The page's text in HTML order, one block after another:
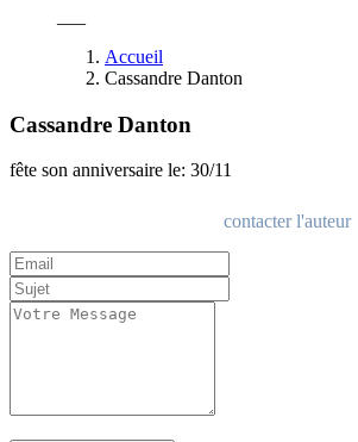
Accueil
Cassandre Danton
Cassandre Danton
fête son anniversaire le: 30/11
contacter l'auteur